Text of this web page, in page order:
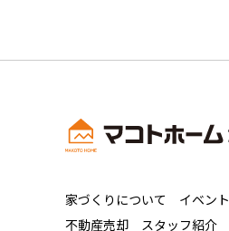
家づくりについて イベント
不動産売却
スタッフ紹介